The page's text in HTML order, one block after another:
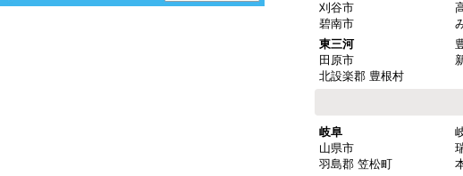
刈谷市
碧南市
東三河
田原市
北設楽郡 豊根村
岐阜
山県市
羽島郡 笠松町